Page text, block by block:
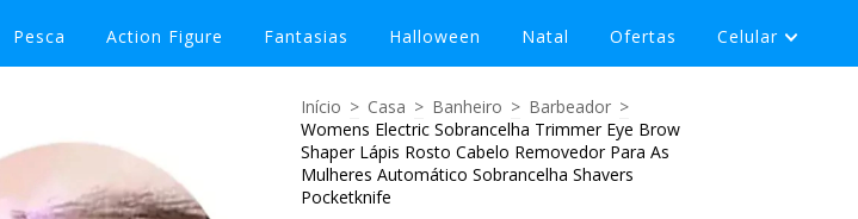
Pesca Action Figure Fantasias Halloween Natal Ofertas Celular
Início > Casa > Banheiro > Barbeador >
Womens Electric Sobrancelha Trimmer Eye Brow
Shaper Lápis Rosto Cabelo Removedor Para As
Mulheres Automático Sobrancelha Shavers
Pocketknife